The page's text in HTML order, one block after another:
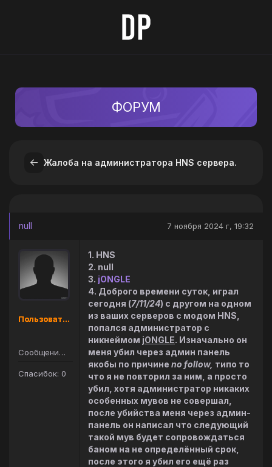
ФОРУМ
Жалоба на администратора HNS сервера.
null 7 ноября 2024 г, 19:32
Пользователь
Сообщений: 1
Спасибок: 0
1. HNS
2. null
3. jONGLE
4. Доброго времени суток, играл
сегодня (7/11/24) с другом на одном
из ваших серверов с модом HNS,
попался администратор с
никнеймом jONGLE. Изначально он
меня убил через админ панель
якобы по причине no follow, типо то
что я не повторил за ним, а просто
убил, хотя администратор никаких
особенных мувов не совершал,
после убийства меня через админ-
панель он написал что следующий
такой мув будет сопровождаться
баном на не определённый срок,
после этого я убил его ещё раз